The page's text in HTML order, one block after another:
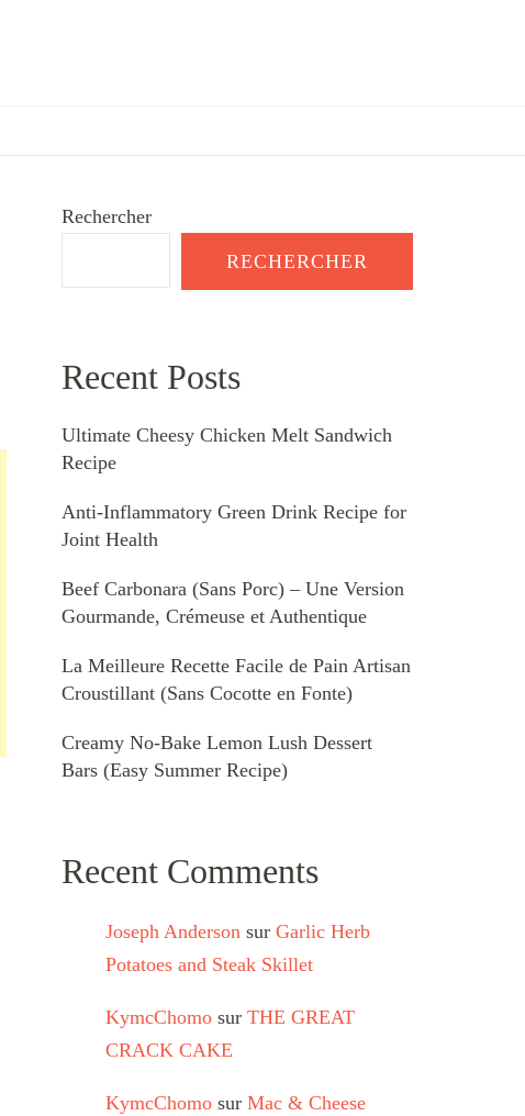
Rechercher
RECHERCHER
Recent Posts
Ultimate Cheesy Chicken Melt Sandwich
Recipe
Anti-Inflammatory Green Drink Recipe for
Joint Health
Beef Carbonara (Sans Porc) – Une Version
Gourmande, Crémeuse et Authentique
La Meilleure Recette Facile de Pain Artisan
Croustillant (Sans Cocotte en Fonte)
Creamy No-Bake Lemon Lush Dessert
Bars (Easy Summer Recipe)
Recent Comments
Joseph Anderson sur Garlic Herb
Potatoes and Steak Skillet
KymcChomo sur THE GREAT
CRACK CAKE
KymcChomo sur Mac & Cheese